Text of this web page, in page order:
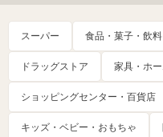
スーパー 食品・菓子・飲
ドラッグストア 家具・ホ
ショッピングセンター・百貨店
キッズ・ベビー・おもちゃ